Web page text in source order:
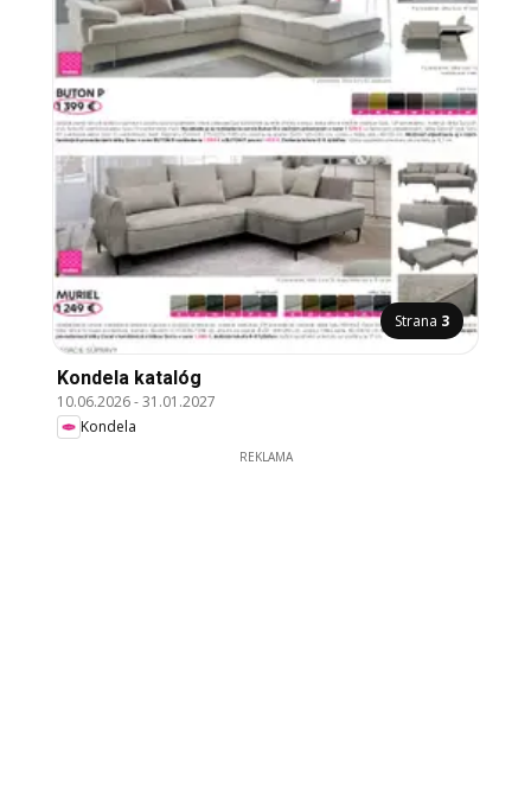
Strana 3
Kondela katalóg
10.06.2026-31.01.2027
Kondela
REKLAMA